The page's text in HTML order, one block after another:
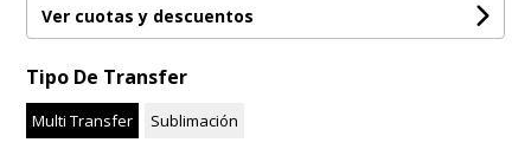
Ver cuotas y descuentos
Tipo De Transfer
Multi Transfer Sublimación